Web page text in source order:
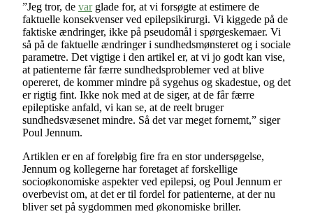
”Jeg tror, de varglade for, at vi forsøgte at estimere de
faktuelle konsekvenser ved epilepsikirurgi. Vi kiggede på de
faktiske ændringer, ikke på pseudomål i spørgeskemaer. Vi
så på de faktuelle ændringer i sundhedsmønsteret og i sociale
parametre. Det vigtige i den artikel er, at vi jo godt kan vise,
at patienterne får færre sundhedsproblemer ved at blive
opereret, de kommer mindre på sygehus og skadestue, og det
er rigtig fint. Ikke nok med at de siger, at de får færre
epileptiske anfald, vi kan se, at de reelt bruger
sundhedsvæsenet mindre. Så det var meget fornemt,” siger
Poul Jennum.
Artiklen er en af foreløbig fire fra en stor undersøgelse,
Jennum og kollegerne har foretaget af forskellige
socioøkonomiske aspekter ved epilepsi, og Poul Jennum er
overbevist om, at det er til fordel for patienterne, at der nu
bliver set på sygdommen med økonomiske briller.